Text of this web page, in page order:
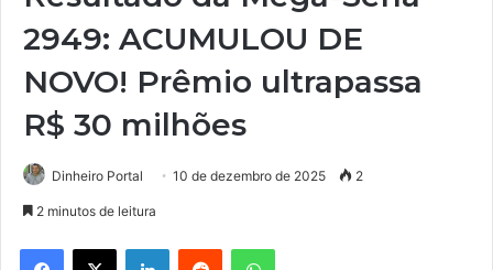
2949: ACUMULOU DE
NOVO! Prêmio ultrapassa
R$ 30 milhões
Dinheiro Portal 10 de dezembro de 2025 2
2 minutos de leitura
Facebook
X LinkedinReddit WhatsApp